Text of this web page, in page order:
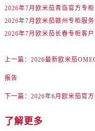
上一篇： 2026最新欧米茄
报告
下一篇： 2026年6月欧米茄官
了解更多